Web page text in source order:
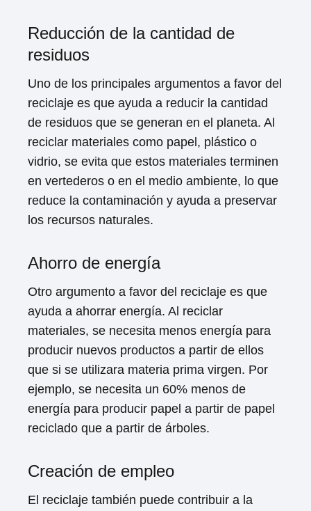
Reducción de la cantidad de
residuos
Uno de los principales argumentos a favor del
reciclaje es que ayuda a reducir la cantidad
de residuos que se generan en el planeta. Al
reciclar materiales como papel, plástico o
vidrio, se evita que estos materiales terminen
en vertederos o en el medio ambiente, lo que
reduce la contaminación y ayuda a preservar
los recursos naturales.
Ahorro de energía
Otro argumento a favor del reciclaje es que
ayuda a ahorrar energía. Al reciclar
materiales, se necesita menos energía para
producir nuevos productos a partir de ellos
que si se utilizara materia prima virgen. Por
ejemplo, se necesita un 60% menos de
energía para producir papel a partir de papel
reciclado que a partir de árboles.
Creación de empleo
El reciclaje también puede contribuir a la